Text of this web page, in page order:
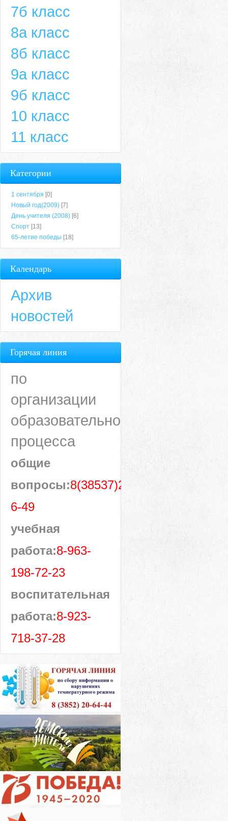
7б класс
8а класс
8б класс
9а класс
9б класс
10 класс
11 класс
Категории
1 сентября [0]
Новый год(2009) [7]
День учителя (2008) [6]
Спорт [13]
65-летие победы [18]
Календарь
Архив
новостей
Горячая линия
по
организации
образовательного
процесса
общие
вопросы:8(38537)28-
6-49
учебная
работа:8-963-
198-72-23
воспитательная
работа:8-923-
718-37-28